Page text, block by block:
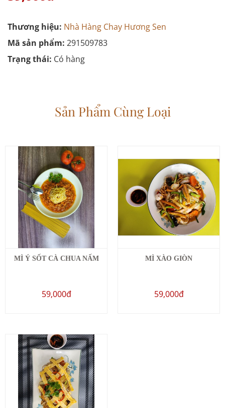
Thương hiệu: Nhà Hàng Chay Hương Sen
Mã sản phẩm: 291509783
Trạng thái: Có hàng
Sản Phẩm Cùng Loại
MÌ Ý SỐT CÀ CHUA NẤM
59,000đ
MÌ XÀO GIÒN
59,000đ